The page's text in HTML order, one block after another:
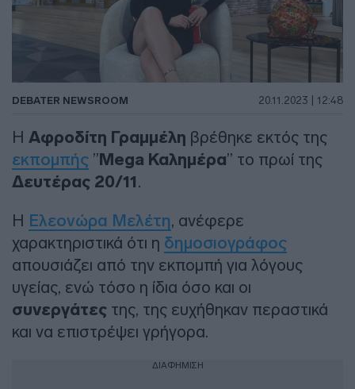
DEBATER NEWSROOM 20.11.2023 | 12:48
Η Αφροδίτη Γραμμέλη βρέθηκε εκτός της
εκπομπής ” Mega Καλημέρα” το πρωί της
Δευτέρας 20/11.
Η Ελεονώρα Μελέτη, ανέφερε
χαρακτηριστικά ότι η δημοσιογράφος
απουσιάζει από την εκπομπή για λόγους
υγείας, ενώ τόσο η ίδια όσο και οι
συνεργάτες της, της ευχήθηκαν περαστικά
και να επιστρέψει γρήγορα.
ΔΙΑΦΗΜΙΣΗ